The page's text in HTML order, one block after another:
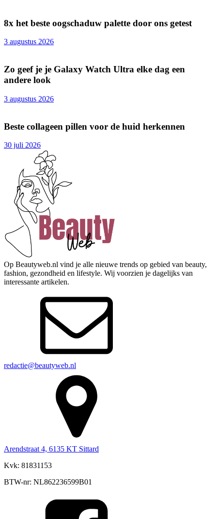
8x het beste oogschaduw palette door ons getest
3 augustus 2026
Zo geef je je Galaxy Watch Ultra elke dag een
andere look
3 augustus 2026
Beste collageen pillen voor de huid herkennen
30 juli 2026
Op Beautyweb.nl vind je alle nieuwe trends op gebied van beauty,
fashion, gezondheid en lifestyle. Wij voorzien je dagelijks van
interessante artikelen.
redactie@beautyweb.nl
Arendstraat 4, 6135 KT Sittard
Kvk: 81831153
BTW-nr: NL862236599B01